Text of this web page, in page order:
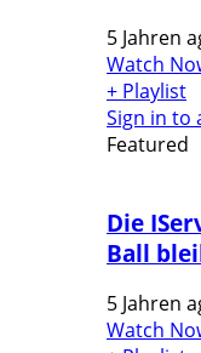
5 Jahren
Watch
+ Playlist
Sign in to
Featured
Die
Ball
5 Jahren
Watch